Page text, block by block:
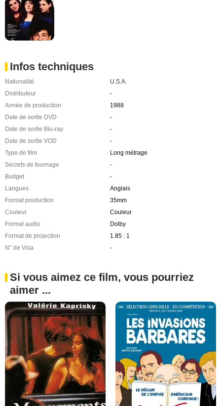
Infos techniques
Nationalité
U.S.A.
Distributeur
-
Année de production
1988
Date de sortie DVD
-
Date de sortie Blu-ray
-
Date de sortie VOD
-
Type de film
Long métrage
Secrets de tournage
-
Budget
-
Langues
Anglais
Format production
35mm
Couleur
Couleur
Format audio
Dolby
Format de projection
1.85 : 1
N° de Visa
-
Si vous aimez ce film, vous pourriez
aimer ...